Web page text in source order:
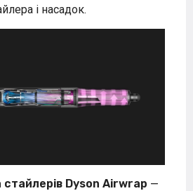
і насадок.
Dyson Airwrap —